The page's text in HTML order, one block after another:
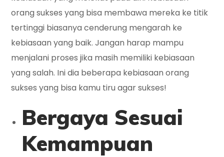
orang sukses yang bisa membawa mereka ke titik
tertinggi biasanya cenderung mengarah ke
kebiasaan yang baik. Jangan harap mampu
menjalani proses jika masih memiliki kebiasaan
yang salah. Ini dia beberapa kebiasaan orang
sukses yang bisa kamu tiru agar sukses!
Bergaya Sesuai
Kemampuan